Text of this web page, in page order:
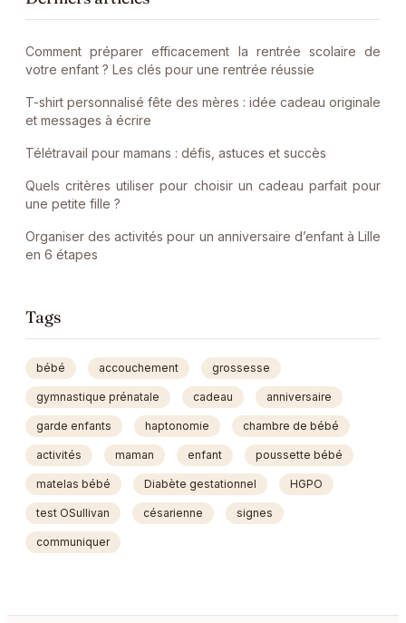
Comment préparer efficacement la rentrée scolaire de
votre enfant ? Les clés pour une rentrée réussie
T-shirt personnalisé fête des mères : idée cadeau originale
et messages à écrire
Télétravail pour mamans : défis, astuces et succès
Quels critères utiliser pour choisir un cadeau parfait pour
une petite fille ?
Organiser des activités pour un anniversaire d’enfant à Lille
en 6 étapes
Tags
bébé accouchement grossesse
gymnastique prénatale cadeau anniversaire
garde enfants haptonomie chambre de bébé
activités maman enfant poussette bébé
matelas bébé Diabète gestationnel HGPO
test OSullivan césarienne signes
communiquer